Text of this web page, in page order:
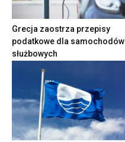
Grecja zaostrza przepisy
podatkowe dla samochodów
służbowych